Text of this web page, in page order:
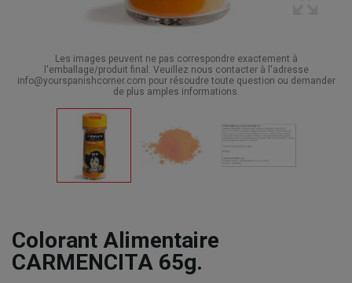
Les images peuvent ne pas correspondre exactement à
l'emballage/produit final. Veuillez nous contacter à l'adresse
info@yourspanishcorner.com pour résoudre toute question ou demander
de plus amples informations.
Colorant Alimentaire
CARMENCITA 65g.